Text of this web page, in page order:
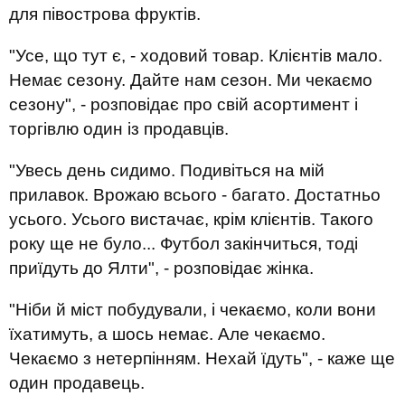
для півострова фруктів.
"Усе, що тут є, - ходовий товар. Клієнтів мало.
Немає сезону. Дайте нам сезон. Ми чекаємо
сезону", - розповідає про свій асортимент і
торгівлю один із продавців.
"Увесь день сидимо. Подивіться на мій
прилавок. Врожаю всього - багато. Достатньо
усього. Усього вистачає, крім клієнтів. Такого
року ще не було... Футбол закінчиться, тоді
приїдуть до Ялти", - розповідає жінка.
"Ніби й міст побудували, і чекаємо, коли вони
їхатимуть, а шось немає. Але чекаємо.
Чекаємо з нетерпінням. Нехай їдуть", - каже ще
один продавець.